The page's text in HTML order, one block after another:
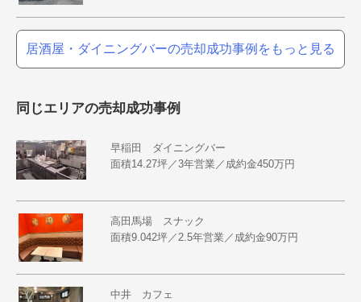
居酒屋・ダイニングバーの売却成功事例をもっと見る
同じエリアの売却成功事例
早稲田 ダイニングバー
面積14.27坪／3年営業／成約金450万円
高田馬場 スナック
面積9.042坪／2.5年営業／成約金90万円
中井 カフェ